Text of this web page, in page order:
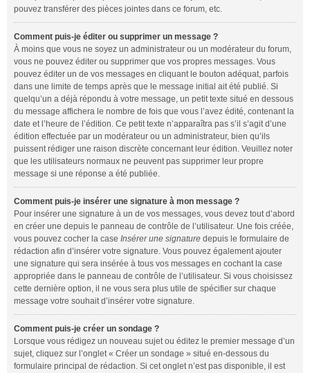
pouvez transférer des pièces jointes dans ce forum, etc.
Comment puis-je éditer ou supprimer un message ?
À moins que vous ne soyez un administrateur ou un modérateur du forum,
vous ne pouvez éditer ou supprimer que vos propres messages. Vous
pouvez éditer un de vos messages en cliquant le bouton adéquat, parfois
dans une limite de temps après que le message initial ait été publié. Si
quelqu’un a déjà répondu à votre message, un petit texte situé en dessous
du message affichera le nombre de fois que vous l’avez édité, contenant la
date et l’heure de l’édition. Ce petit texte n’apparaîtra pas s’il s’agit d’une
édition effectuée par un modérateur ou un administrateur, bien qu’ils
puissent rédiger une raison discrète concernant leur édition. Veuillez noter
que les utilisateurs normaux ne peuvent pas supprimer leur propre
message si une réponse a été publiée.
Comment puis-je insérer une signature à mon message ?
Pour insérer une signature à un de vos messages, vous devez tout d’abord
en créer une depuis le panneau de contrôle de l’utilisateur. Une fois créée,
vous pouvez cocher la case Insérer une signature depuis le formulaire de
rédaction afin d’insérer votre signature. Vous pouvez également ajouter
une signature qui sera insérée à tous vos messages en cochant la case
appropriée dans le panneau de contrôle de l’utilisateur. Si vous choisissez
cette dernière option, il ne vous sera plus utile de spécifier sur chaque
message votre souhait d’insérer votre signature.
Comment puis-je créer un sondage ?
Lorsque vous rédigez un nouveau sujet ou éditez le premier message d’un
sujet, cliquez sur l’onglet « Créer un sondage » situé en-dessous du
formulaire principal de rédaction. Si cet onglet n’est pas disponible, il est